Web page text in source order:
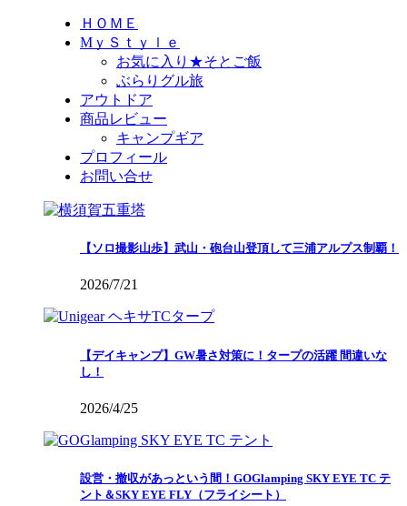
ＨＯＭＥ
MｙＳｔｙｌｅ
お気に入り★そとご飯
ぶらりグル旅
アウトドア
商品レビュー
キャンプギア
プロフィール
お問い合せ
【ソロ撮影山歩】武山・砲台山登頂して三浦アルプス制覇！
2026/7/21
【デイキャンプ】GW暑さ対策に！タープの活躍 間違いな
し！
2026/4/25
設営・撤収があっという間！GOGlamping SKY EYE TC テ
ント＆SKY EYE FLY（フライシート）